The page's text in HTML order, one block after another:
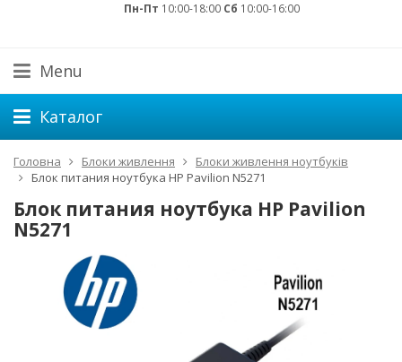
Пн-Пт 10:00-18:00 Сб 10:00-16:00
Menu
Каталог
Головна Блоки живлення
Блоки живлення ноутбуків
Блок питания ноутбука HP Pavilion N5271
Блок питания ноутбука HP Pavilion
N5271